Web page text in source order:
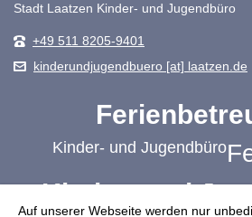
Auf unserer Webseite werden nur
Stadt Laatzen Kinder- und Jugendbüro
+49 511 8205-9401
kinderundjugendbuero [at] laatzen.de
Kinder- und Jugendbüro
Kinder- und